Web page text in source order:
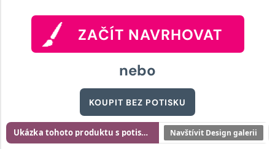
ZAČÍT NAVRHOVAT
nebo
KOUPIT BEZ POTISKU
Ukázka tohoto produktu s potiskem Navštívit Design galerii